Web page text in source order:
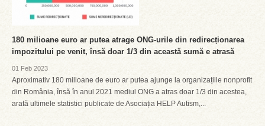
180 milioane euro ar putea atrage ONG-urile din redirecționarea
impozitului pe venit, însă doar 1/3 din această sumă e atrasă
01 Feb 2023
Aproximativ 180 milioane de euro ar putea ajunge la organizațiile nonprofit
din România, însă în anul 2021 mediul ONG a atras doar 1/3 din acestea,
arată ultimele statistici publicate de Asociația HELP Autism,...